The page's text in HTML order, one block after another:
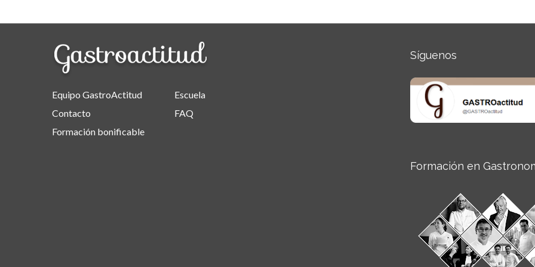
Equipo GastroActitud
Contacto
Formación bonificable
Escuela
FAQ
Síguenos
Formación en